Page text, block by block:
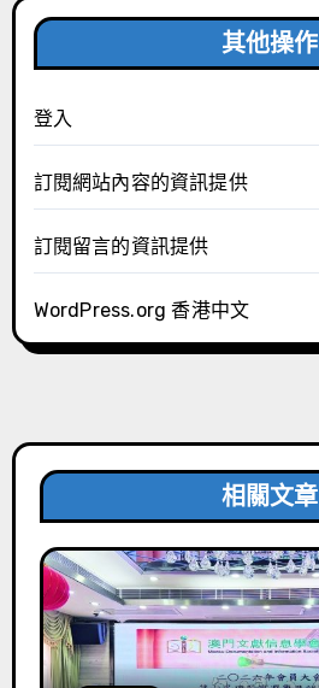
其他操作
登入
訂閱網站內容的資訊提供
訂閱留言的資訊提供
WordPress.org 香港中文
相關文章